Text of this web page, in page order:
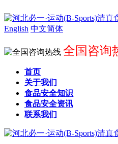
English 中文简体
全国咨询
首页
关于我们
食品安全知识
食品安全资讯
联系我们